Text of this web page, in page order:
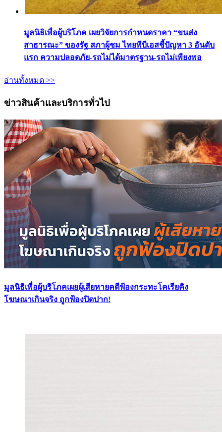
มูลนิธิเพื่อผู้บริโภค เผยวิจัยการกำหนดราคา “ขนส่ง
สาธารณะ” ของรัฐ สภาผู้ชม ไทยพีบีเอสชี้ปัญหา 3 อันดับ
แรก ความปลอดภัย-รถไม่ได้มาตรฐาน-รถไม่เพียงพอ
อ่านทั้งหมด >>
ข่าวสินค้าและบริการทั่วไป
มูลนิธิเพื่อผู้บริโภคเผยผู้เสียหายคดีฟ้องกระทะโคเรียคิง
โฆษณาเกินจริง ถูกฟ้องปิดปาก!